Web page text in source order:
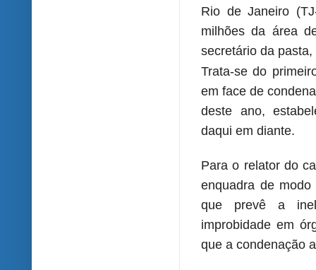
Rio de Janeiro
milhões da área
secretário da
Trata-se do
em face de
deste ano,
daqui em diante.
Para o relator do
enquadra de
que prevê a
improbidade em
que a condenação